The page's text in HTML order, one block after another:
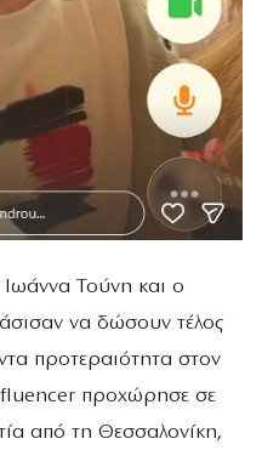
Τούνη και ο
να δώσουν τέλος
προτεραιότητα στον
προχώρησε σε
από τη Θεσσαλονίκη,